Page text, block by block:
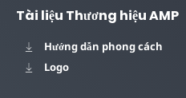
Tài liệu Thương hiệu AMP
Hướng dẫn phong cách
Logo